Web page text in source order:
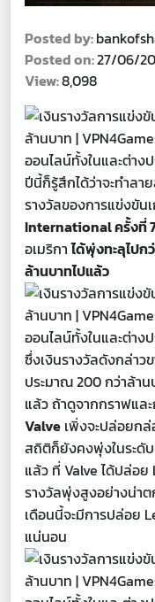
Posted by:
Posted on:27/06/
View:8,098
ปีนี้ก็รู้สึกได้ว่าจะทำล
รางวัลของการแข่งขัน
International ครั้งที่
อเมริกาได้พุ่งทะลุไปก
ล้านบาทไปแล้ว
ซึ่งเงินรางวัลดังกล่า
ประมาณ 200 กว่าล้าน
แล้ว ถ้าดูจากกราฟแล
Valve เพิ่งจะปล่อยก
สถิติก็ยังคงพุ่งในระดั
แล้ว ที่ Valve ได้ปล่อย
รางวัลพุ่งสูงอย่างน่าต
เดือนนี้จะมีการปล่อย
แน่นอน